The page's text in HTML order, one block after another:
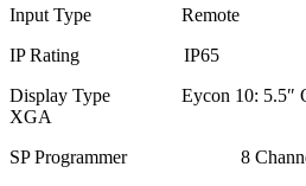
Input Type Remote
IP Rating IP65
Display Type Eycon 10: 5.5″
XGA
SP Programmer 8 Channels,